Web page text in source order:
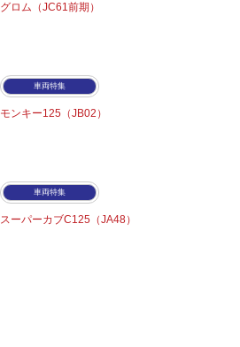
グロム（JC61前期）
車両特集
モンキー125（JB02）
車両特集
スーパーカブC125（JA48）